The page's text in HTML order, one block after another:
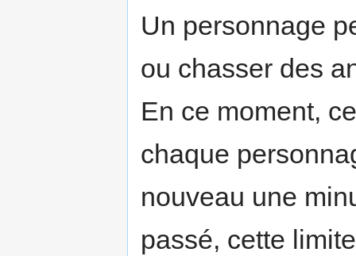
Un personnage
ou chasser des
En ce moment,
chaque
nouveau une
passé, cette